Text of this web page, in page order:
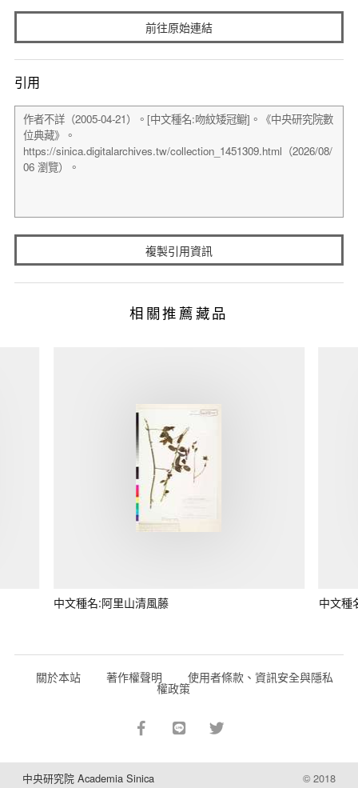
前往原始連結
引用
複製引用資訊
相關推薦藏品
中文種名:阿里山清風藤 中文種
關於本站 著作權聲明 使用者條款、資訊安全與隱私
權政策
中央研究院 Academia Sinica © 2018